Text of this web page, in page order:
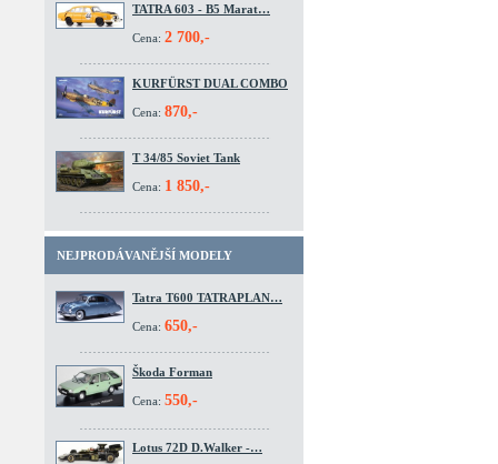
TATRA 603 - B5 Marat…
Cena: 2 700,-
KURFÜRST DUAL COMBO
Cena: 870,-
T 34/85 Soviet Tank
Cena: 1 850,-
NEJPRODÁVANĚJŠÍ MODELY
Tatra T600 TATRAPLAN…
Cena: 650,-
Škoda Forman
Cena: 550,-
Lotus 72D D.Walker -…